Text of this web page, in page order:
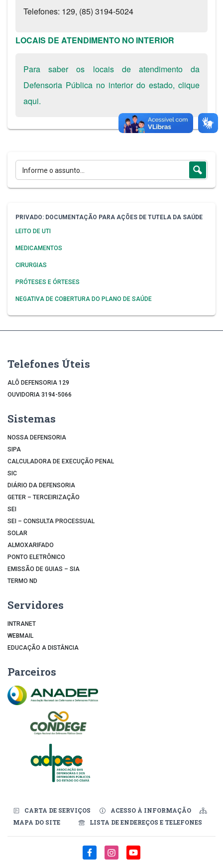
Telefones: 129, (85) 3194-5024
LOCAIS DE ATENDIMENTO NO INTERIOR
Para saber os locais de atendimento da
Defensoria Pública no interior do estado, clique
aqui.
Navegação da Seção
PRIVADO: DOCUMENTAÇÃO PARA AÇÕES DE TUTELA DA SAÚDE
LEITO DE UTI
MEDICAMENTOS
CIRURGIAS
PRÓTESES E ÓRTESES
NEGATIVA DE COBERTURA DO PLANO DE SAÚDE
Telefones Úteis
ALÔ DEFENSORIA 129
OUVIDORIA 3194-5066
Sistemas
NOSSA DEFENSORIA
SIPA
CALCULADORA DE EXECUÇÃO PENAL
SIC
DIÁRIO DA DEFENSORIA
GETER – TERCEIRIZAÇÃO
SEI
SEI – CONSULTA PROCESSUAL
SOLAR
ALMOXARIFADO
PONTO ELETRÔNICO
EMISSÃO DE GUIAS – SIA
TERMO ND
Servidores
INTRANET
WEBMAIL
EDUCAÇÃO A DISTÂNCIA
Parceiros
CARTA DE SERVIÇOS
ACESSO À INFORMAÇÃO
MAPA DO SITE
LISTA DE ENDEREÇOS E TELEFONES